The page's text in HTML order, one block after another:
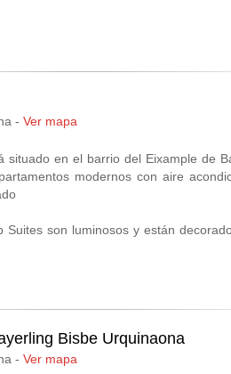
información turística, wifi
auténtico oasis de paz en pleno
si buscas un alojamiento único en el
Condal, disponen de piscina zona de
recepción 24 horas los siete
con el resto de la ciudad, que
dejar de visitar durante tu alquiler
encanto, monumentos, museos,
- Ver mapa
situado en el barrio del Eixample de
modernos con aire
Suites son luminosos y están
de estar con TV de pantalla plana
Bisbe Urquinaona
- Ver mapa